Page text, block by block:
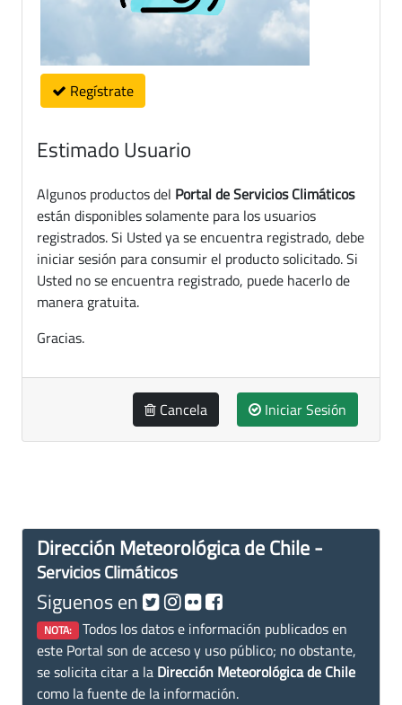
Regístrate
Estimado Usuario
Algunos productos del Portal de Servicios Climáticos
están disponibles solamente para los usuarios
registrados. Si Usted ya se encuentra registrado, debe
iniciar sesión para consumir el producto solicitado. Si
Usted no se encuentra registrado, puede hacerlo de
manera gratuita.
Gracias.
Cancela Iniciar Sesión
Dirección Meteorológica de Chile -
Servicios Climáticos
Siguenos en
NOTA: Todos los datos e información publicados en
este Portal son de acceso y uso público; no obstante,
se solicita citar a la Dirección Meteorológica de Chile
como la fuente de la información.